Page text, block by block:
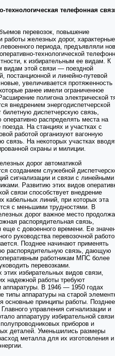
технологическая телефонная
перевозок, повышение
работы железных дорог, характерные
периода, предъявляли
технологической
к избирательным ее видам. К
видам этой связи — поездной
постанционной и линейно-путевой
увеличивается протяженность
ранее имели ограниченное
полигона электрической
внедрением энергодиспетчерской
билетную диспетчерскую связь,
распределять места на
поезда. На станциях и участках с
работой организуют вагонную
связь. На некоторых участках
охраны и милиции.
дорог автоматикой
созданием служебной
сигнализации и связи с линейными
Развитию этих видов
связи способствует внедрение
кабельных линий, при которых эта
с меньшими трудностями. В
дорог важное место
распорядительная связь,
еще с довоенного времени. Ее
руководства перевозочной
Позднее начинают применять
распорядительную связь, дающую
работникам МПС более
перевозками.
этих избирательных видов связи,
надежной работы требуют
аппаратуры. В 1946 — 1950 годах
типы аппаратуры на старой
основные принципы работы.
управления сигнализации и
аппаратуру избирательной
приборов и
деталей. Уменьшились размеры
металла для их изготовления и